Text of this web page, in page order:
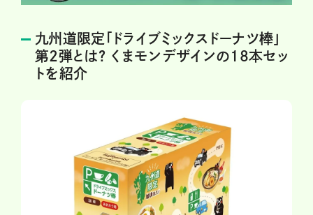
九州道限定「ドライブミックスドーナツ棒」
第2弾とは? くまモンデザインの18本セッ
トを紹介